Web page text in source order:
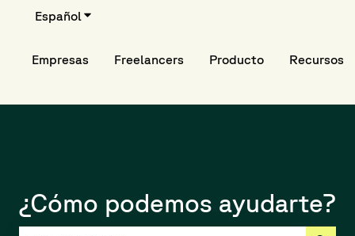
EspañolTraducciones de Mostrar submenú de
Empresas Freelancers Producto Recursos
¿Cómo podemos ayudarte?